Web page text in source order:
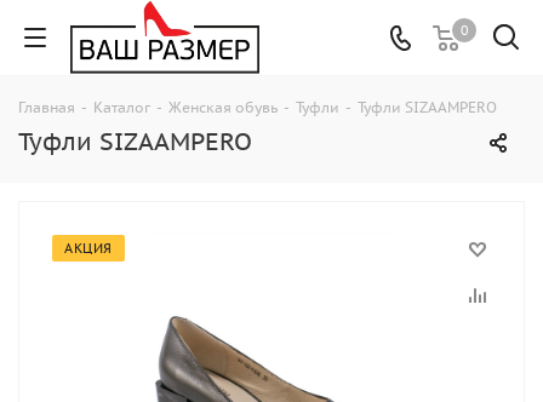
0
Главная - Каталог - Женская обувь - Туфли - Туфли SIZAAMPERO
Туфли SIZAAMPERO
АКЦИЯ